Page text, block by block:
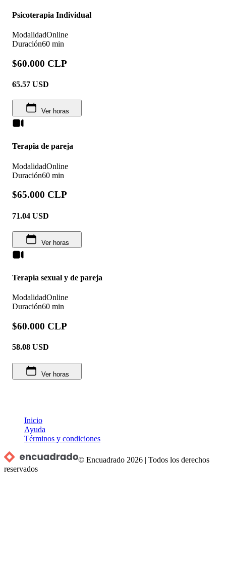
Psicoterapia Individual
ModalidadOnline
Duración60 min
$60.000 CLP
65.57 USD
Ver horas
Terapia de pareja
ModalidadOnline
Duración60 min
$65.000 CLP
71.04 USD
Ver horas
Terapia sexual y de pareja
ModalidadOnline
Duración60 min
$60.000 CLP
58.08 USD
Ver horas
Inicio
Ayuda
Términos y condiciones
© Encuadrado 2026 |Todos los derechos
reservados